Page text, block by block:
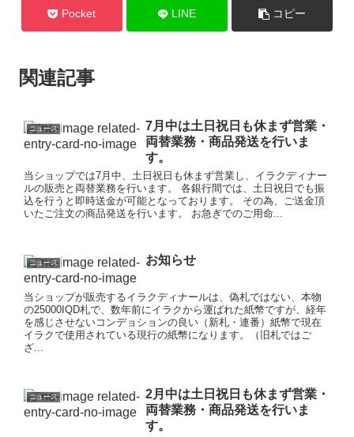
Pocket LINE コピー
関連記事
ニュース
7月中は土日祝日も休まず営業・
両替業務・商品発送を行いま
す。
当ショップでは7月中、土日祝日も休まず営業し、イラクディナー
ルの販売と両替業務を行います。 各銀行間では、土日祝日でも振
込を行うと即時送金が可能となっております。 その為、ご送金頂
いたご注文の商品発送を行います。 お急ぎでのご用命...
ニュース お知らせ
当ショップが販売するイラクディナールは、偽札ではない、本物
の25000IQD札で、数年前にイラクから運ばれた紙幣ですが、経年
を感じさせないコンデョションの良い（新札・連番）紙幣で現在
イラクで使用されている現行の紙幣になります。（旧札ではご
ざ...
ニュース
2月中は土日祝日も休まず営業・
両替業務・商品発送を行いま
す。